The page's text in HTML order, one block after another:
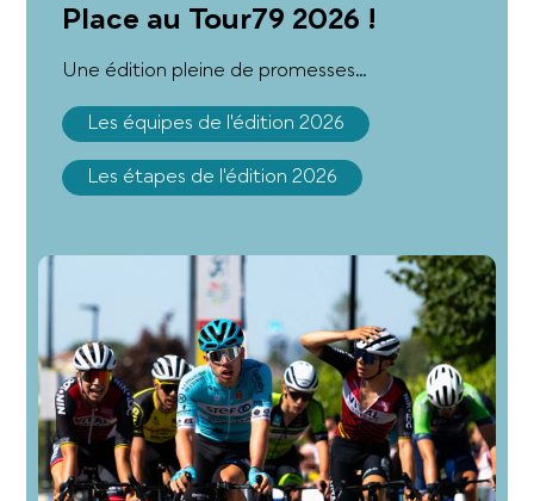
Place au Tour79 2026 !
Une édition pleine de promesses…
Les équipes de l'édition 2026
Les étapes de l'édition 2026